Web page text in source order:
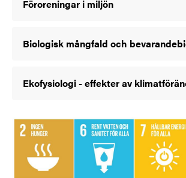
Föroreningar i miljön
Biologisk mångfald och
Ekofysiologi - effekter av